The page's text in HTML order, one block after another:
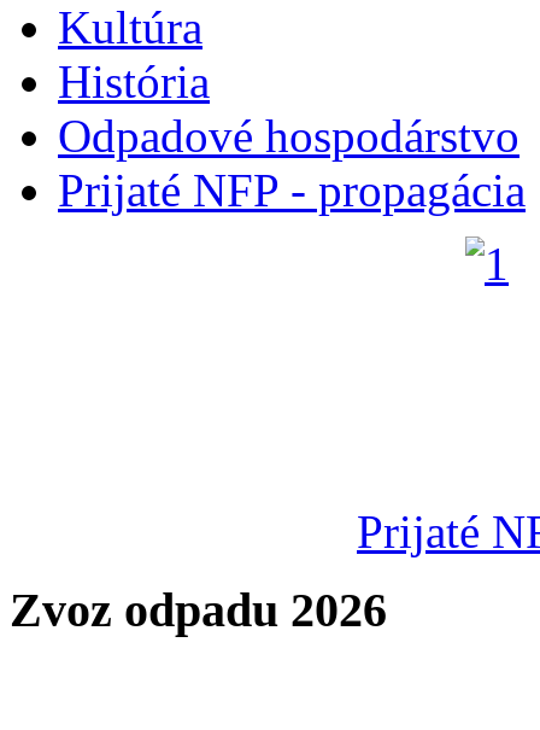
Kultúra
História
Odpadové hospodárstvo
Prijaté NFP - propagácia
Prijaté
Zvoz odpadu 2026